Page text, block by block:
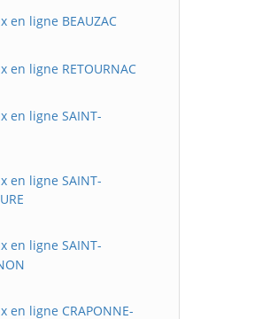
en ligne BEAUZAC
en ligne RETOURNAC
en ligne SAINT-
en ligne SAINT-
en ligne SAINT-
en ligne CRAPONNE-